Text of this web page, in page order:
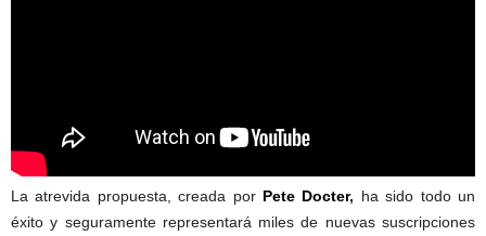
La atrevida propuesta, creada por Pete Docter, ha sido todo un
éxito y seguramente representará miles de nuevas suscripciones